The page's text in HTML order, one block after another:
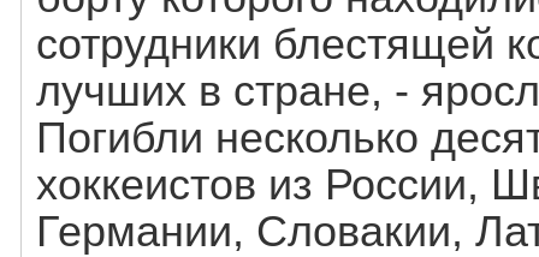
сотрудники блестящей
лучших в стране, -
Погибли несколько
хоккеистов из России,
Германии, Словакии,